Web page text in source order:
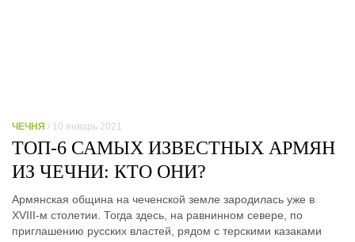
ЧЕЧНЯ / 10 январь 2021
ТОП-6 САМЫХ ИЗВЕСТНЫХ АРМЯН
ИЗ ЧЕЧНИ: КТО ОНИ?
Армянская община на чеченской земле зародилась уже в
XVIII-м столетии. Тогда здесь, на равнинном севере, по
приглашению русских властей, рядом с терскими казаками